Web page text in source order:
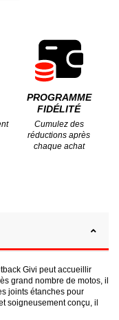
PROGRAMME
FIDÉLITÉ
Cumulez des
réductions après
chaque achat
Givi peut accueillir
grand nombre de motos, il
joints étanches pour
soigneusement conçu, il